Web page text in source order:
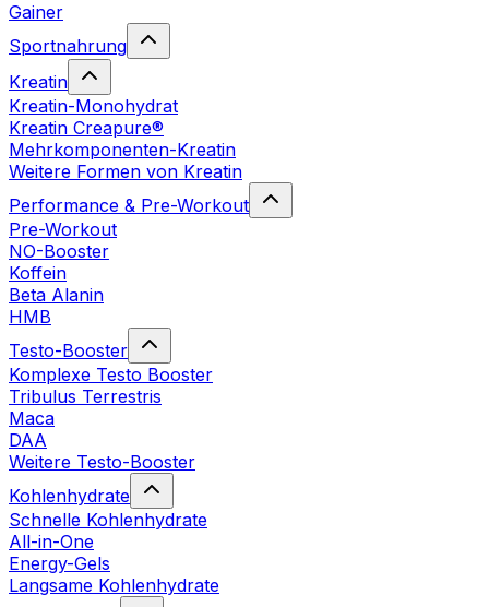
Gainer
Sportnahrung
Kreatin
Kreatin-Monohydrat
Kreatin Creapure®
Mehrkomponenten-Kreatin
Weitere Formen von Kreatin
Performance & Pre-Workout
Pre-Workout
NO-Booster
Koffein
Beta Alanin
HMB
Testo-Booster
Komplexe Testo Booster
Tribulus Terrestris
Maca
DAA
Weitere Testo-Booster
Kohlenhydrate
Schnelle Kohlenhydrate
All-in-One
Energy-Gels
Langsame Kohlenhydrate